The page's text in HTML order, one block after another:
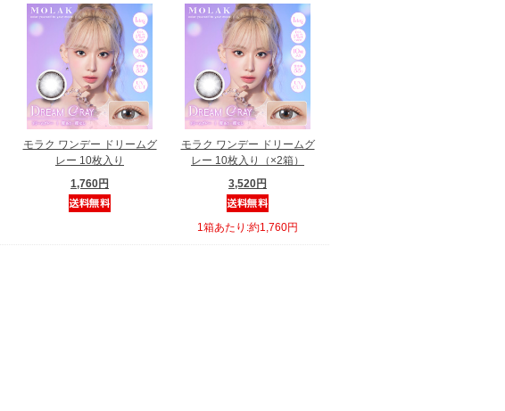
モラク ワンデー ドリームグ
レー 10枚入り
1,760円
モラク ワンデー ドリームグ
レー 10枚入り（×2箱）
3,520円
1箱あたり:約1,760円